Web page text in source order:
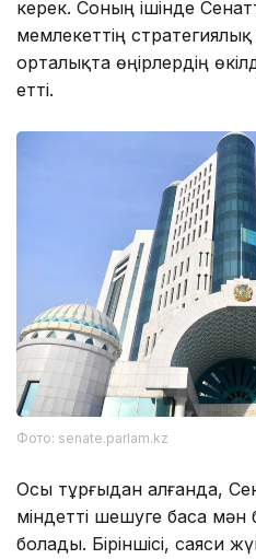
керек. Соның ішінде
мемлекеттің
орталықта өңірлердің
етті.
Фото: senate.parlam.kz
Осы тұрғыдан алғанда,
міндетті шешуге баса мән
болады. Біріншісі, саяси